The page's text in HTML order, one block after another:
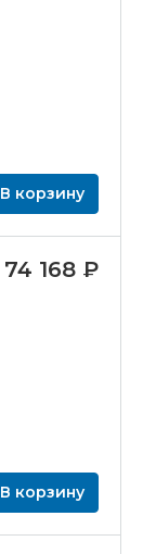
В корзину
74 168 ₽
В корзину